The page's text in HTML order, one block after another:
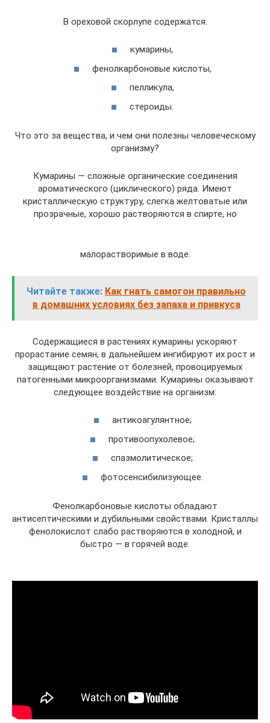
В ореховой скорлупе содержатся:
кумарины,
фенолкарбоновые кислоты,
пелликула,
стероиды.
Что это за вещества, и чем они полезны человеческому
организму?
Кумарины — сложные органические соединения
ароматического (циклического) ряда. Имеют
кристаллическую структуру, слегка желтоватые или
прозрачные, хорошо растворяются в спирте, но
малорастворимые в воде.
Читайте также: Как гнать самогон правильно
в домашних условиях без запаха и привкуса
Содержащиеся в растениях кумарины ускоряют
прорастание семян, в дальнейшем ингибируют их рост и
защищают растение от болезней, провоцируемых
патогенными микроорганизмами. Кумарины оказывают
следующее воздействие на организм:
антикоагулянтное;
противоопухолевое;
спазмолитическое;
фотосенсибилизующее.
Фенолкарбоновые кислоты обладают
антисептическими и дубильными свойствами. Кристаллы
фенолокислот слабо растворяются в холодной, и
быстро — в горячей воде.